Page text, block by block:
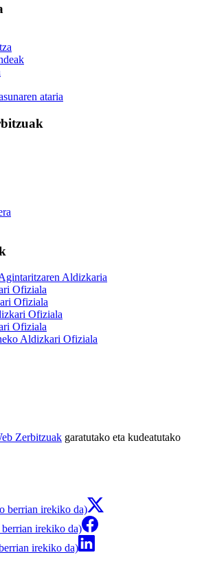
ataria
Aldizkaria
Ofiziala
Ofiziala
Ofiziala
Ofiziala
Aldizkari Ofiziala
Zerbitzuak garatutako eta kudeatutako
berrian irekiko da)
irekiko da)
irekiko da)